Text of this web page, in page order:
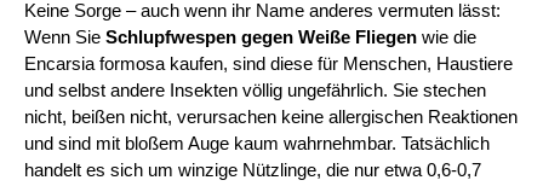
Keine Sorge – auch wenn ihr Name anderes vermuten lässt:
Wenn Sie Schlupfwespen gegen Weiße Fliegen wie die
Encarsia formosa kaufen, sind diese für Menschen, Haustiere
und selbst andere Insekten völlig ungefährlich. Sie stechen
nicht, beißen nicht, verursachen keine allergischen Reaktionen
und sind mit bloßem Auge kaum wahrnehmbar. Tatsächlich
handelt es sich um winzige Nützlinge, die nur etwa 0,6-0,7